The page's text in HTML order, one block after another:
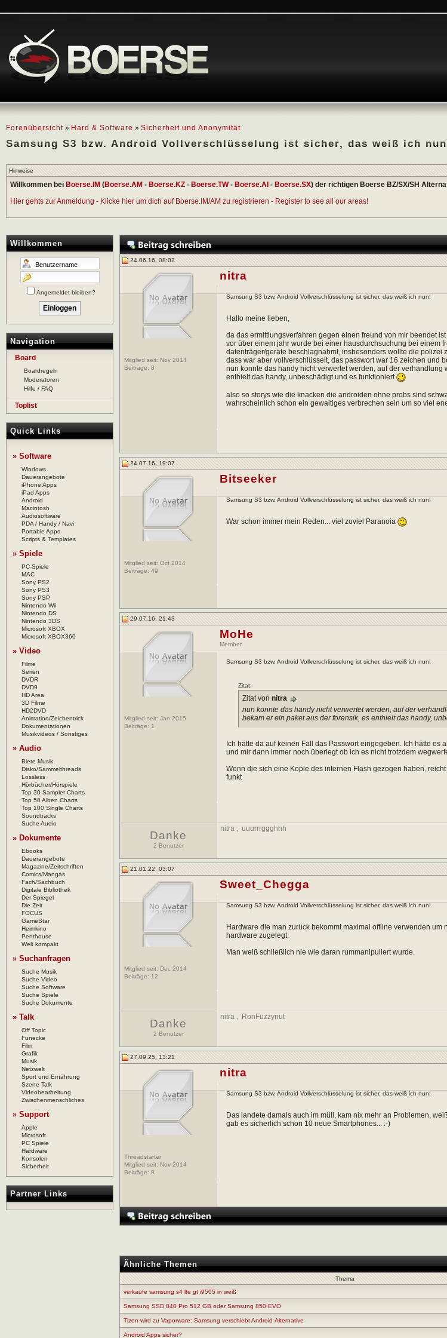
Forenübersicht » Hard & Software » Sicherheit und Anonymität
Samsung S3 bzw. Android Vollverschlüsselung ist sicher, das weiß ich
Hinweise
Willkommen bei Boerse.IM (Boerse.AM - Boerse.KZ - Boerse.TW- Boerse.AI - Boerse.SX) der richtigen Boerse BZ/SX/SH
Hier gehts zur Anmeldung - Klicke hier um dich auf Boerse.IM/AM zu registrieren - Register to see all our areas!
Willkommen
Angemeldet bleiben?
Navigation
Board
Boardregeln
Moderatoren
Hilfe / FAQ
Toplist
Quick Links
» Software
Windows
Dauerangebote
iPhone Apps
iPad Apps
Android
Macintosh
Audiosoftware
PDA / Handy / Navi
Portable Apps
Scripts & Templates
» Spiele
PC-Spiele
MAC
Sony PS2
Sony PS3
Sony PSP
Nintendo Wii
Nintendo DS
Nintendo 3DS
Microsoft XBOX
Microsoft XBOX360
» Video
Filme
Serien
DVDR
DVD9
HD Area
3D Filme
HD2DVD
Animation/Zeichentrick
Dokumentationen
Musikvideos / Sonstiges
» Audio
Biete Musik
Disko/Sammelthreads
Lossless
Hörbücher/Hörspiele
Top 30 Sampler Charts
Top 50 Alben Charts
Top 100 Single Charts
Soundtracks
Suche Audio
» Dokumente
Ebooks
Dauerangebote
Magazine/Zeitschriften
Comics/Mangas
Fach/Sachbuch
Digitale Bibliothek
Der Spiegel
Die Zeit
FOCUS
GameStar
Heimkino
Penthouse
Welt kompakt
» Suchanfragen
Suche Musik
Suche Video
Suche Software
Suche Spiele
Suche Dokumente
» Talk
Off Topic
Funecke
Film
Grafik
Musik
Netzwelt
Sport und Ernährung
Szene Talk
Videobearbeitung
Zwischenmenschliches
» Support
Apple
Microsoft
PC Spiele
Hardware
Konsolen
Sicherheit
Partner Links
24.06.16, 08:02
Mitglied seit: Nov 2014
Beiträge: 8
nitra
Samsung S3 bzw. Android Vollverschlüsselung ist sicher, das weiß ich nun!
Hallo meine lieben,
da das ermittlungsverfahren gegen einen freund von mir beendet
vor über einem jahr wurde bei einer hausdurchsuchung bei einem
datenträger/geräte beschlagnahmt, insbesonders wollte die polizei
dass war aber vollverschlüsselt, das passwort war 16 zeichen und
nun konnte das handy nicht verwertet werden, auf der
enthielt das handy, unbeschädigt und es funktioniert
also so storys wie die knacken die androiden ohne probs sind
wahrscheinlich schon ein gewaltiges verbrechen sein um so viel
24.07.16, 19:07
Mitglied seit: Oct 2014
Beiträge: 49
Bitseeker
Samsung S3 bzw. Android Vollverschlüsselung ist sicher, das weiß ich nun!
War schon immer mein Reden... viel zuviel Paranoia
29.07.16, 21:43
Mitglied seit: Jan 2015
Beiträge: 1
MoHe
Member
Samsung S3 bzw. Android Vollverschlüsselung ist sicher, das weiß ich nun!
Zitat:
Zitat von nitra
nun konnte das handy nicht verwertet werden, auf der
bekam er ein paket aus der forensik, es enthielt das handy,
Ich hätte da auf keinen Fall das Passwort eingegeben. Ich hätte
und mir dann immer noch überlegt ob ich es nicht trotzdem
Wenn die sich eine Kopie des internen Flash gezogen haben,
funkt
Danke
2 Benutzer
nitra , uuurrrggghhh
21.01.22, 03:07
Mitglied seit: Dec 2014
Beiträge: 12
Sweet_Chegga
Samsung S3 bzw. Android Vollverschlüsselung ist sicher, das weiß ich nun!
Hardware die man zurück bekommt maximal offline verwenden
hardware zugelegt.
Man weiß schließlich nie wie daran rummanipuliert wurde.
Danke
2 Benutzer
nitra , RonFuzzynut
27.09.25, 13:21
Threadstarter
Mitglied seit: Nov 2014
Beiträge: 8
nitra
Samsung S3 bzw. Android Vollverschlüsselung ist sicher, das weiß ich nun!
Das landete damals auch im müll, kam nix mehr an Problemen,
gab es sicherlich schon 10 neue Smartphones... :-)
Ähnliche Themen
Thema
verkaufe samsung s4 lte gt i9505 in weiß
Samsung SSD 840 Pro 512 GB oder Samsung 850 EVO
Tizen wird zu Vaporware: Samsung verschiebt Android-Alternative
Android Apps sicher?